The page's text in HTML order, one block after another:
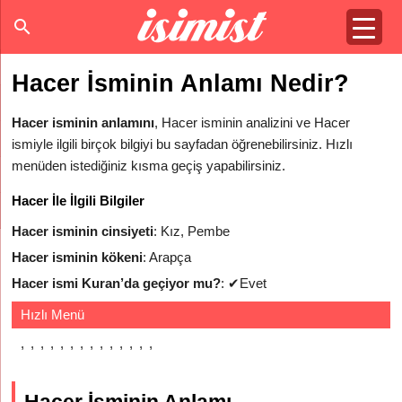
Hacer İsminin Anlamı Nedir?
Hacer isminin anlamını, Hacer isminin analizini ve Hacer
ismiyle ilgili birçok bilgiyi bu sayfadan öğrenebilirsiniz. Hızlı
menüden istediğiniz kısma geçiş yapabilirsiniz.
Hacer İle İlgili Bilgiler
Hacer isminin cinsiyeti: Kız, Pembe
Hacer isminin kökeni: Arapça
Hacer ismi Kuran’da geçiyor mu?: ✔Evet
Hızlı Menü